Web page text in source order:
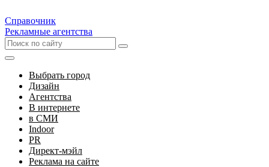
Справочник
Рекламные агентства
Выбрать город
Дизайн
Агентства
В интернете
в СМИ
Indoor
PR
Директ-мэйл
Реклама на сайте